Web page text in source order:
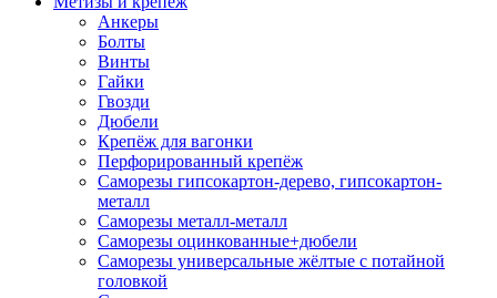
Анкеры
Болты
Винты
Гайки
Гвозди
Дюбели
Крепёж для вагонки
Перфорированный крепёж
Саморезы гипсокартон-дерево, гипсокартон-
металл
Саморезы металл-металл
Саморезы оцинкованные+дюбели
Саморезы универсальные жёлтые с потайной
головкой